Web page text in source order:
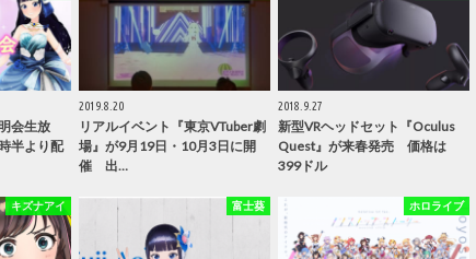
会生放
半より配
2019.8.20
リアルイベント『東京VTuber劇
場』が9月19日・10月3日に開
催 出…
2018.9.27
新型VRヘッドセット『Oculus
Quest』が来春発売 価格は
399ドル
キズナアイ 富士葵 ホロライブ